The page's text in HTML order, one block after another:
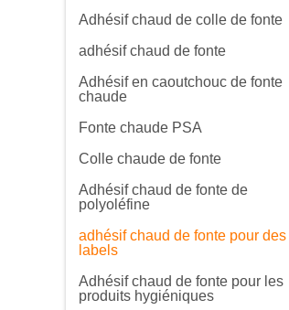
Adhésif chaud de colle de fonte
adhésif chaud de fonte
Adhésif en caoutchouc de fonte
chaude
Fonte chaude PSA
Colle chaude de fonte
Adhésif chaud de fonte de
polyoléfine
adhésif chaud de fonte pour des
labels
Adhésif chaud de fonte pour les
produits hygiéniques